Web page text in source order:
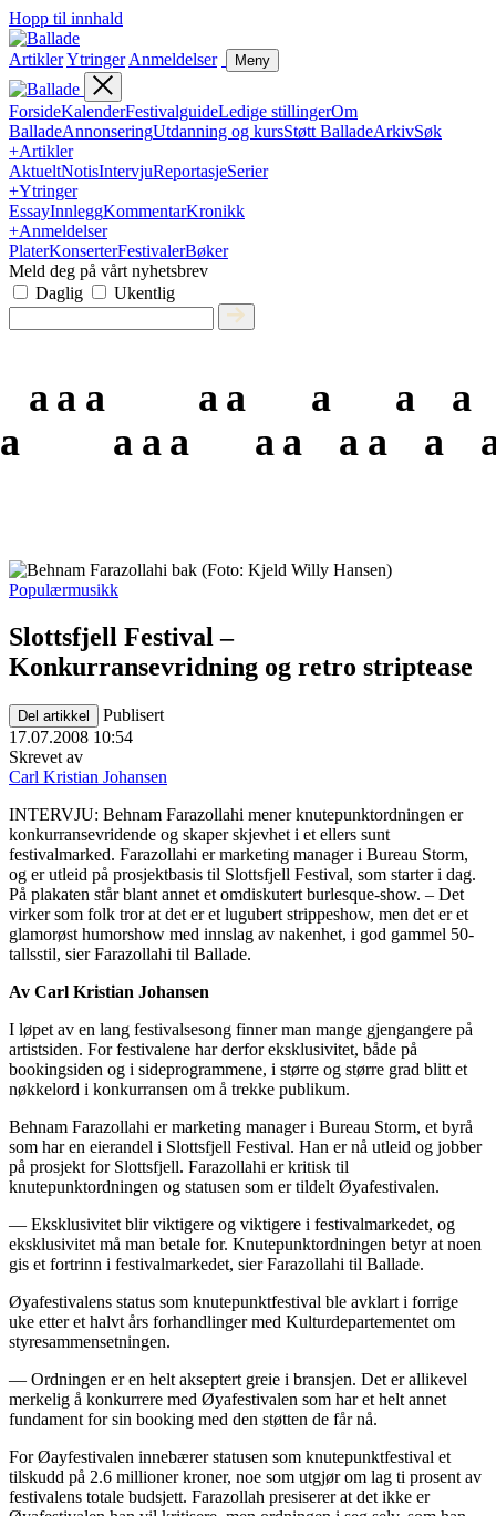
Hopp til innhald
ArtiklerYtringer Anmeldelser Meny
ForsideKalenderFestivalguideLedige stillingerOm
BalladeAnnonseringUtdanning og kursStøtt BalladeArkivSøk
+Artikler
AktueltNotisIntervjuReportasjeSerier
+Ytringer
EssayInnleggKommentarKronikk
+Anmeldelser
PlaterKonserterFestivalerBøker
Meld deg på vårt nyhetsbrev
Daglig
Ukentlig
a
a a a
a
Populærmusikk
Slottsfjell Festival –
Konkurransevridning og retro striptease
Del artikkel
Publisert
17.07.2008 10:54
Skrevet av
Carl Kristian Johansen
INTERVJU: Behnam Farazollahi mener knutepunktordningen er
konkurransevridende og skaper skjevhet i et ellers sunt
festivalmarked. Farazollahi er marketing manager i Bureau Storm,
og er utleid på prosjektbasis til Slottsfjell Festival, som starter i dag.
På plakaten står blant annet et omdiskutert burlesque-show. – Det
virker som folk tror at det er et lugubert strippeshow, men det er et
glamorøst humorshow med innslag av nakenhet, i god gammel 50-
tallsstil, sier Farazollahi til Ballade.
Av Carl Kristian Johansen
I løpet av en lang festivalsesong finner man mange gjengangere på
artistsiden. For festivalene har derfor eksklusivitet, både på
bookingsiden og i sideprogrammene, i større og større grad blitt et
nøkkelord i konkurransen om å trekke publikum.
Behnam Farazollahi er marketing manager i Bureau Storm, et byrå
som har en eierandel i Slottsfjell Festival. Han er nå utleid og jobber
på prosjekt for Slottsfjell. Farazollahi er kritisk til
knutepunktordningen og statusen som er tildelt Øyafestivalen.
— Eksklusivitet blir viktigere og viktigere i festivalmarkedet, og
eksklusivitet må man betale for. Knutepunktordningen betyr at noen
gis et fortrinn i festivalmarkedet, sier Farazollahi til Ballade.
Øyafestivalens status som knutepunktfestival ble avklart i forrige
uke etter et halvt års forhandlinger med Kulturdepartementet om
styresammensetningen.
— Ordningen er en helt akseptert greie i bransjen. Det er allikevel
merkelig å konkurrere med Øyafestivalen som har et helt annet
fundament for sin booking med den støtten de får nå.
For Øayfestivalen innebærer statusen som knutepunktfestival et
tilskudd på 2.6 millioner kroner, noe som utgjør om lag ti prosent av
festivalens totale budsjett. Farazollah presiserer at det ikke er